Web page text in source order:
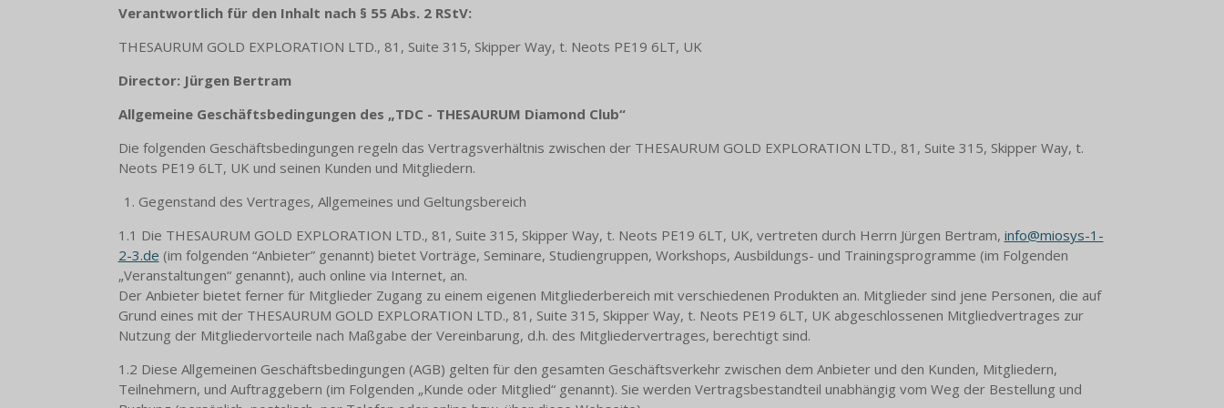
Verantwortlich für den Inhalt nach § 55 Abs. 2 RStV:
THESAURUM GOLD EXPLORATION LTD., 81, Suite 315, Skipper Way, t. Neots PE19 6LT, UK
Director: Jürgen Bertram
Allgemeine Geschäftsbedingungen des „TDC - THESAURUM Diamond Club“
Die folgenden Geschäftsbedingungen regeln das Vertragsverhältnis zwischen der THESAURUM GOLD EXPLORATION LTD., 81, Suite 315, Skipper Way, t.
Neots PE19 6LT, UK und seinen Kunden und Mitgliedern.
Gegenstand des Vertrages, Allgemeines und Geltungsbereich
1.1 Die THESAURUM GOLD EXPLORATION LTD., 81, Suite 315, Skipper Way, t. Neots PE19 6LT, UK, vertreten durch Herrn Jürgen Bertram, info@miosys-1-
2-3.de (im folgenden “Anbieter” genannt) bietet Vorträge, Seminare, Studiengruppen, Workshops, Ausbildungs- und Trainingsprogramme (im Folgenden
„Veranstaltungen“ genannt), auch online via Internet, an.
Der Anbieter bietet ferner für Mitglieder Zugang zu einem eigenen Mitgliederbereich mit verschiedenen Produkten an. Mitglieder sind jene Personen, die auf
Grund eines mit der THESAURUM GOLD EXPLORATION LTD., 81, Suite 315, Skipper Way, t. Neots PE19 6LT, UK abgeschlossenen Mitgliedvertrages zur
Nutzung der Mitgliedervorteile nach Maßgabe der Vereinbarung, d.h. des Mitgliedervertrages, berechtigt sind.
1.2 Diese Allgemeinen Geschäftsbedingungen (AGB) gelten für den gesamten Geschäftsverkehr zwischen dem Anbieter und den Kunden, Mitgliedern,
Teilnehmern, und Auftraggebern (im Folgenden „Kunde oder Mitglied“ genannt). Sie werden Vertragsbestandteil unabhängig vom Weg der Bestellung und